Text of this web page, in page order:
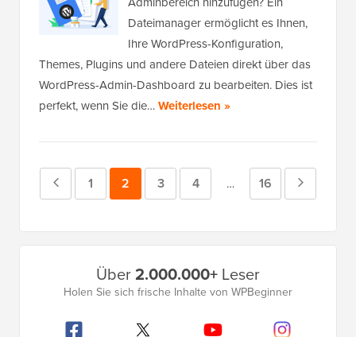
Dateimanager ermöglicht es Ihnen,
Ihre WordPress-Konfiguration,
Themes, Plugins und andere Dateien direkt über das
WordPress-Admin-Dashboard zu bearbeiten. Dies ist
perfekt, wenn Sie die…Weiterlesen »
Vorherige
Seite
1 Seite
2 Seite
3 Seite
4
Zwischenseiten
weggelassen
… Seite
16
Seitenleistenmenü
Über2.000.000+ Leser
Holen Sie sich frische Inhalte von WPBeginner